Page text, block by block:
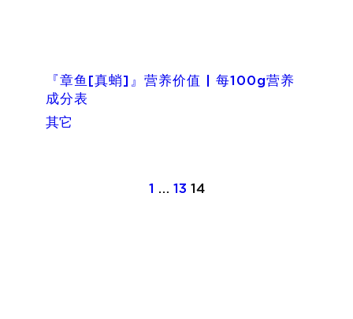
『章鱼[真蛸]』营养价值 | 每100g营养
成分表
其它
1 … 13 14